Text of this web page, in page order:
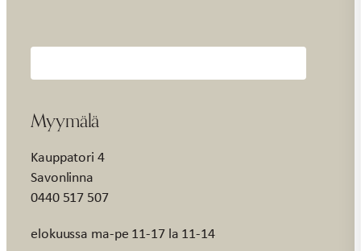
Myymälä
Kauppatori 4
Savonlinna
0440 517 507
elokuussa ma-pe 11-17 la 11-14